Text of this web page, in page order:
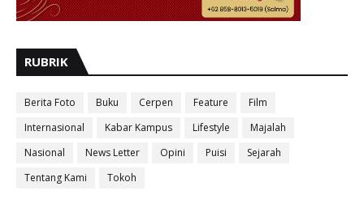
RUBRIK
Berita Foto Buku Cerpen Feature
Film
Internasional
Kabar Kampus Lifestyle
Majalah
Nasional
News Letter Opini Puisi
Sejarah
Tentang Kami
Tokoh